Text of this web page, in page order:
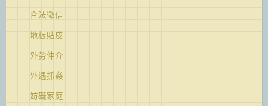
合法徵信
地板貼皮
外勞仲介
外遇抓姦
妨礙家庭